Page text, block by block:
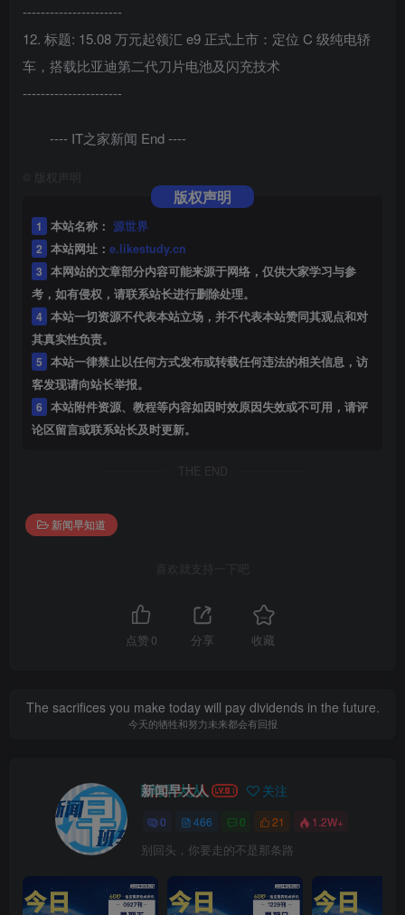
----------------------
12. 标题: 15.08 万元起领汇 e9 正式上市：定位 C 级纯电轿
车，搭载比亚迪第二代刀片电池及闪充技术
----------------------
---- IT之家新闻 End ----
版权声明
版权声明
1 本站名称： 源世界
2 本站网址： e.likestudy.cn
3 本网站的文章部分内容可能来源于网络，仅供大家学习与参
考，如有侵权，请联系站长进行删除处理。
4 本站一切资源不代表本站立场，并不代表本站赞同其观点和对
其真实性负责。
5 本站一律禁止以任何方式发布或转载任何违法的相关信息，访
客发现请向站长举报。
6 本站附件资源、教程等内容如因时效原因失效或不可用，请评
论区留言或联系站长及时更新。
THE END
新闻早知道
喜欢就支持一下吧
点赞 0 分享 收藏
The sacrifices you make today will pay dividends in the future.
今天的牺牲和努力未来都会有回报
新闻早大人 关注
0 466 0 21 1.2W+
别回头，你要走的不是那条路